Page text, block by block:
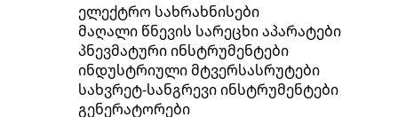
ელექტრო სახრახნისები
მაღალი წნევის სარეცხი აპარატები
პნევმატური ინსტრუმენტები
ინდუსტრიული მტვერსასრუტები
სახვრეტ-სანგრევი ინსტრუმენტები
გენერატორები